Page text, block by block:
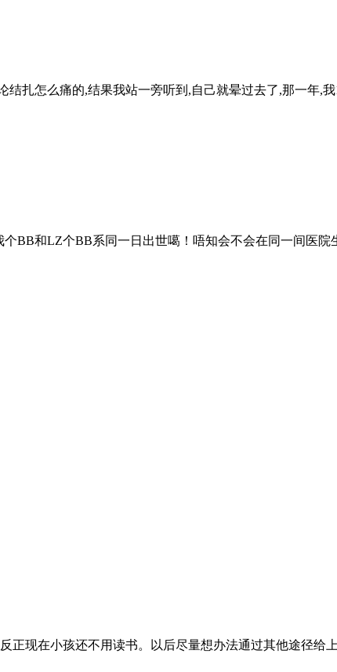
扎怎么痛的,结果我站一旁听到,自己就晕过去了,那一年,
BB和LZ个BB系同一日出世噶！唔知会不会在同一间医院
现在小孩还不用读书。以后尽量想办法通过其他途径给